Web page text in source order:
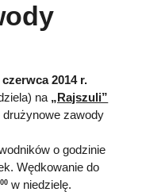
czerwca 2014 r.
na „Rajszuli”
drużynowe zawody
o godzinie
Wędkowanie do
00 w niedzielę.